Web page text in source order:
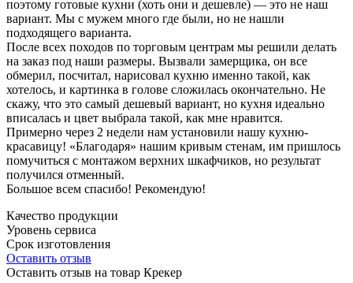
поэтому готовые кухни (хоть они и дешевле) — это не наш
вариант. Мы с мужем много где были, но не нашли
подходящего варианта.
После всех походов по торговым центрам мы решили делать
на заказ под наши размеры. Вызвали замерщика, он все
обмерил, посчитал, нарисовал кухню именно такой, как
хотелось, и картинка в голове сложилась окончательно. Не
скажу, что это самый дешевый вариант, но кухня идеально
вписалась и цвет выбрала такой, как мне нравится.
Примерно через 2 недели нам установили нашу кухню-
красавицу! «Благодаря» нашим кривым стенам, им пришлось
помучиться с монтажом верхних шкафчиков, но результат
получился отменный.
Большое всем спасибо! Рекомендую!
Качество продукции
Уровень сервиса
Срок изготовления
Оставить отзыв
Оставить отзыв на товар Крекер